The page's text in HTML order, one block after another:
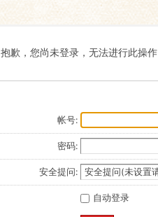
抱歉，您尚未登录，无法进行此操作
帐号:
密码:
安全提问:
自动登录